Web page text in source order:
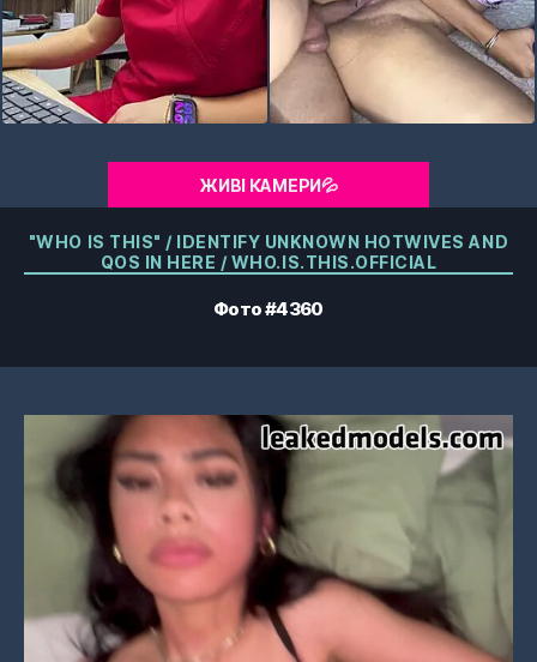
ЖИВІ КАМЕРИ💦
Категорії
"WHO IS THIS" / IDENTIFY UNKNOWN HOTWIVES AND
QOS IN HERE / WHO.IS.THIS.OFFICIAL
Фото #4360